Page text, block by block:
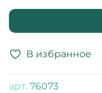
В избранное
арт. 76073